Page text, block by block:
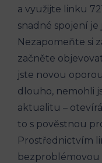
‌a využijte linku
‍snadné spojení je
Nezapomeňte si
začněte
⁤jste novou
dlouho, ‍nemohli
aktualitu –
to ⁤s pověstnou
Prostřednictvím
​bezproblémovou